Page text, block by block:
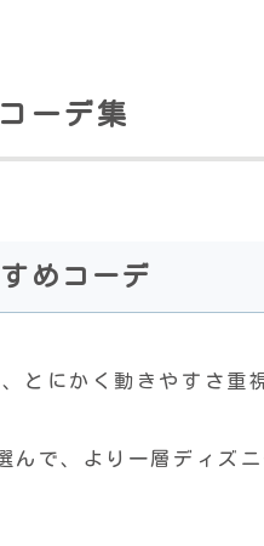
ーデ集
めコーデ
とにかく動きやすさ重
んで、より一層ディズ